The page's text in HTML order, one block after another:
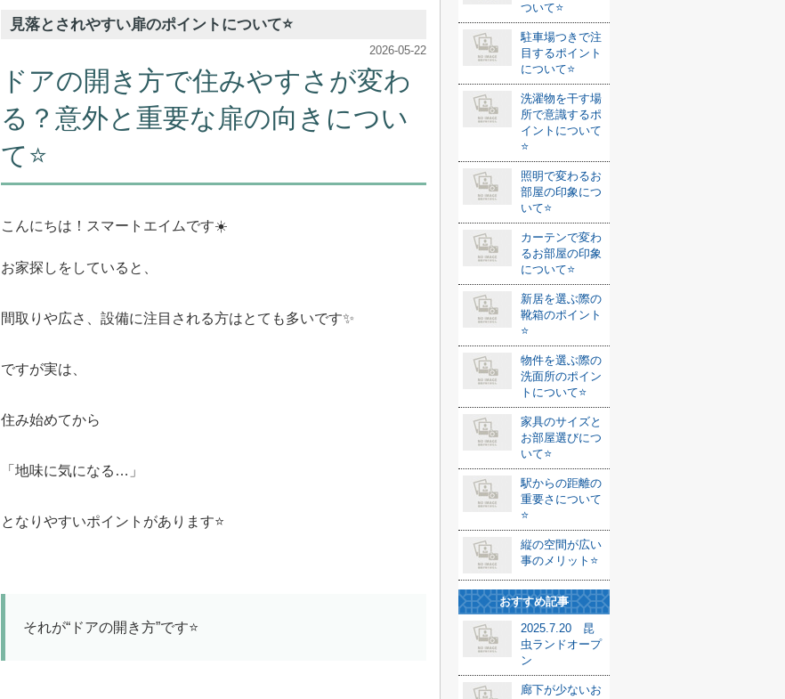
見落とされやすい扉のポイントについて⭐️
2026-05-22
ドアの開き方で住みやすさが変わ
る？意外と重要な扉の向きについ
て⭐️
こんにちは！スマートエイムです☀️
お家探しをしていると、
間取りや広さ、設備に注目される方はとても多いです✨
ですが実は、
住み始めてから
「地味に気になる…」
となりやすいポイントがあります⭐️
それが“ドアの開き方”です⭐️
ついて⭐️
駐車場つきで注
目するポイント
について⭐️
洗濯物を干す場
所で意識するポ
イントについて
⭐️
照明で変わるお
部屋の印象につ
いて⭐️
カーテンで変わ
るお部屋の印象
について⭐️
新居を選ぶ際の
靴箱のポイント
⭐️
物件を選ぶ際の
洗面所のポイン
トについて⭐️
家具のサイズと
お部屋選びにつ
いて⭐️
駅からの距離の
重要さについて
⭐️
縦の空間が広い
事のメリット⭐️
おすすめ記事
2025.7.20 昆
虫ランドオープ
ン
廊下が少ないお